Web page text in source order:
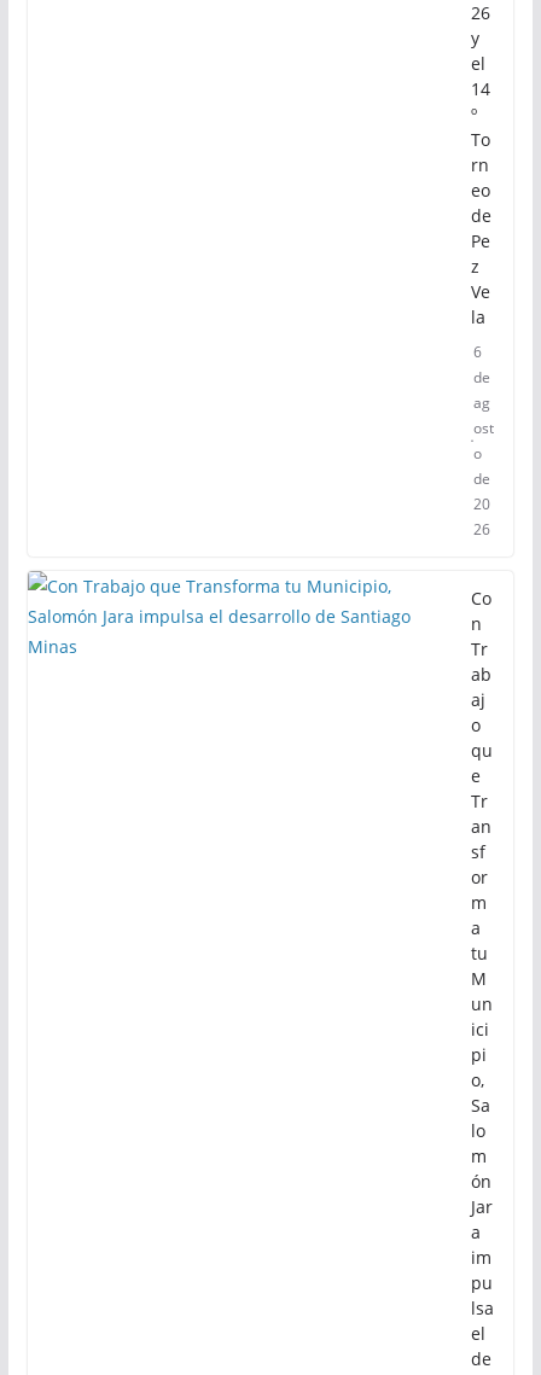
26
y
el
14
º
To
rn
eo
de
Pe
z
Ve
la
6
de
ag
ost
o
de
20
26
Co
n
Tr
ab
aj
o
qu
e
Tr
an
sf
or
m
a
tu
M
un
ici
pi
o,
Sa
lo
m
ón
Jar
a
im
pu
lsa
el
de